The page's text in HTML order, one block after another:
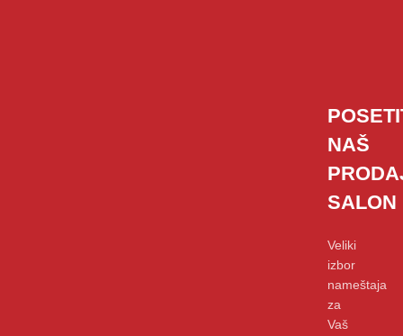
NAŠ
SALON
Veliki
izbor
nameštaja
za
Vaš